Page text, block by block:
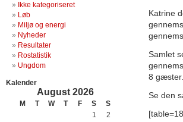
Ikke kategoriseret
Løb
Miljø og energi
Nyheder
Resultater
Rostatistik
Ungdom
Kalender
August 2026
M T W T F S S
1
2
Katrine
Samlet
8 gæster.
Se den